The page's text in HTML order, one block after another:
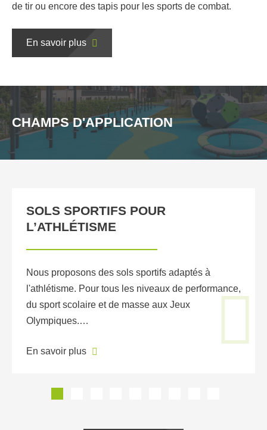
de tir ou encore des tapis pour les sports de combat.
En savoir plus
CHAMPS D'APPLICATION
SOLS SPORTIFS POUR
L’ATHLÉTISME
Nous proposons des sols sportifs adaptés à
l'athlétisme. Pour tous les niveaux de performance,
du sport scolaire et de masse aux Jeux
Olympiques.…
En savoir plus